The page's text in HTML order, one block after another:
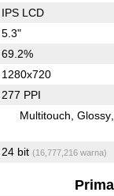
IPS LCD
5.3"
69.2%
1280x720
277 PPI
Multitouch Glossy
24 bit (16,777,216 warna)